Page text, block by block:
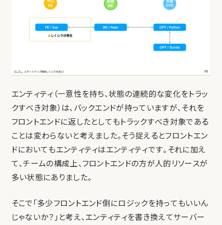
エンティティ（一意性を持ち、状態の連続的な変化をトラッ
クすべき対象）は、バックエンドが持っていますが、それを
フロントエンドに返したとしてもトラックすべき対象である
ことは変わらないと考えました。そう捉えるとフロントエン
ドにおいてもエンティティはエンティティです。それに加え
て、チームの構成上、フロントエンドの方が人的リソースが
多い状態にありました。
そこで「多少フロントエンド側にロジックを持ってもいいん
じゃないか？」と考え、エンティティを書き換えてサーバー